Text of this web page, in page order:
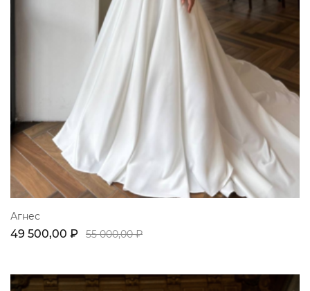
Агнес
49 500,00 ₽ 55 000,00 ₽